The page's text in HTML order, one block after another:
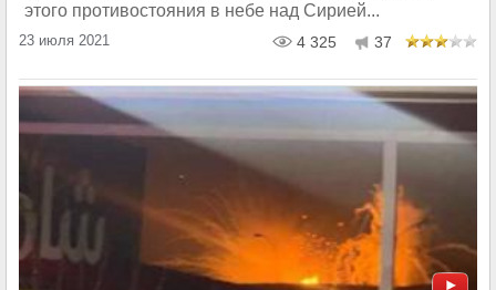
этого противостояния в небе над Сирией...
23 июля 2021 4 325 37